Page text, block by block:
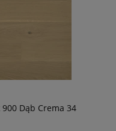
Dąb Crema 34